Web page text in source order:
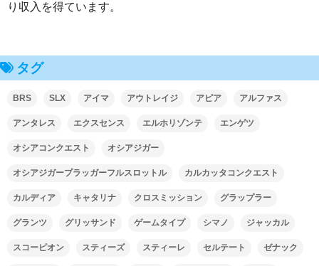
り収入を得ています。
タグ
BRS SLX アイマ アウトレイジ アピア アルファス
アンタレス エクスセンス エルホリゾンテ エンゲツ
オシアコンクエスト オシアジガー
オシアジガープラッガーフルスロットル カルカッタコンクエスト
カルディア キャタリナ クロスミッション グラップラー
グランツ グリッサンド ゲームタイプ シマノ ジャッカル
スコーピオン スティーズ スティーレ セルテート ゼナック